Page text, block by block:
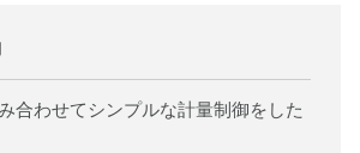
合わせてシンプルな計量制御をした